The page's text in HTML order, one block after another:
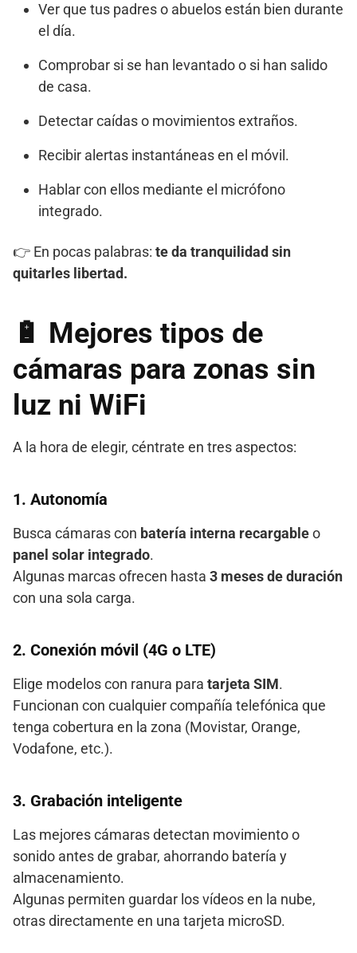
Ver que tus padres o abuelos están bien durante
el día.
Comprobar si se han levantado o si han salido
de casa.
Detectar caídas o movimientos extraños.
Recibir alertas instantáneas en el móvil.
Hablar con ellos mediante el micrófono
integrado.
👉 En pocas palabras: te da tranquilidad sin
quitarles libertad.
🔋 Mejores tipos de
cámaras para zonas sin
luz ni WiFi
A la hora de elegir, céntrate en tres aspectos:
1. Autonomía
Busca cámaras con batería interna recargableo
panel solar integrado.
Algunas marcas ofrecen hasta 3 meses de duración
con una sola carga.
2. Conexión móvil (4G o LTE)
Elige modelos con ranura para tarjeta SIM.
Funcionan con cualquier compañía telefónica que
tenga cobertura en la zona (Movistar, Orange,
Vodafone, etc.).
3. Grabación inteligente
Las mejores cámaras detectan movimiento o
sonido antes de grabar, ahorrando batería y
almacenamiento.
Algunas permiten guardar los vídeos en la nube,
otras directamente en una tarjeta microSD.